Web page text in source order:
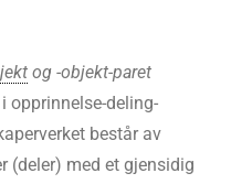
og -objekt-paret
opprinnelse-deling-
består av
(deler) med et gjensidig